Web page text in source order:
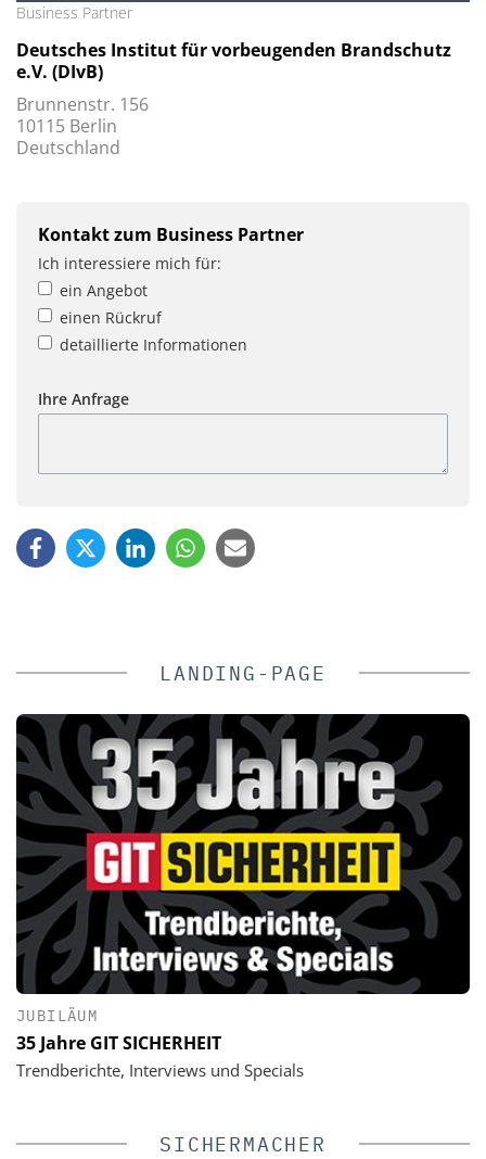
Business Partner
Deutsches Institut für vorbeugenden Brandschutz
e.V. (DIvB)
Brunnenstr. 156
10115 Berlin
Deutschland
Kontakt zum Business Partner
Ich interessiere mich für:
ein Angebot
einen Rückruf
detaillierte Informationen
Ihre Anfrage
LANDING-PAGE
JUBILÄUM
35 Jahre GIT SICHERHEIT
Trendberichte, Interviews und Specials
SICHERMACHER